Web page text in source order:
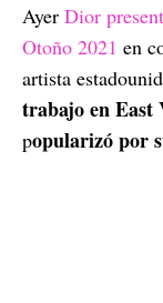
Ayer Dior
Otoño 2021 en
artista
trabajo en East
popularizó por